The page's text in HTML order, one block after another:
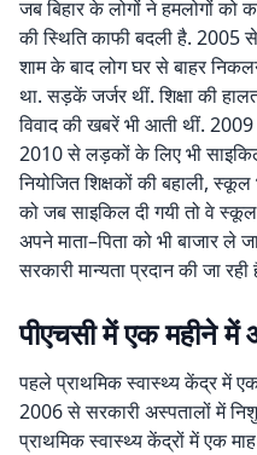
जब बिहार के लोगों ने हमलोगों को
की स्थिति काफी बदली है. 2005
शाम के बाद लोग घर से बाहर
था. सड़कें जर्जर थीं. शिक्षा की
विवाद की खबरें भी आती थीं.
2010 से लड़कों के लिए भी
नियोजित शिक्षकों की बहाली,
को जब साइकिल दी गयी तो वे
अपने माता–पिता को भी बाजार ले
सरकारी मान्यता प्रदान की जा रही
पीएचसी में एक महीने
पहले प्राथमिक स्वास्थ्य केंद्र में
2006 से सरकारी अस्पतालों में
प्राथमिक स्वास्थ्य केंद्रों में एक